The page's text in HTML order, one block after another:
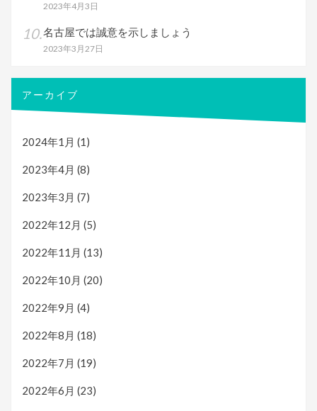
2023年4月3日
名古屋では誠意を示しましょう
2023年3月27日
アーカイブ
2024年1月 (1)
2023年4月 (8)
2023年3月 (7)
2022年12月 (5)
2022年11月 (13)
2022年10月 (20)
2022年9月 (4)
2022年8月 (18)
2022年7月 (19)
2022年6月 (23)